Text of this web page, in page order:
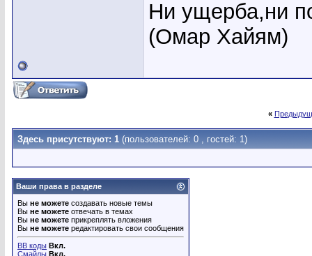
Ни ущерба,ни
(Омар Хайям)
«
Здесь присутствуют: 1 (пользователей: 0 , гостей: 1)
Ваши права в разделе
Вы не можете создавать новые темы
Вы не можете отвечать в темах
Вы не можете прикреплять вложения
Вы не можете редактировать свои сообщения
BB коды Вкл.
Смайлы Вкл.